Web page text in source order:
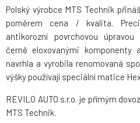
Polský výrobce MTS Technik
poměrem cena / kvalita.
antikorozní povrchovou
černě eloxovanými komponenty
navrhla a vyrobila renomovaná
výšky používají speciální matice
REVILO AUTO s.r.o. je přímým
MTS Technik.